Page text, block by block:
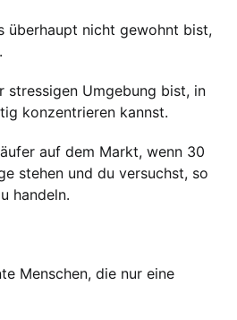
überhaupt nicht gewohnt bist,
stressigen Umgebung bist, in
konzentrieren kannst.
auf dem Markt, wenn 30
stehen und du versuchst, so
handeln.
Menschen, die nur eine